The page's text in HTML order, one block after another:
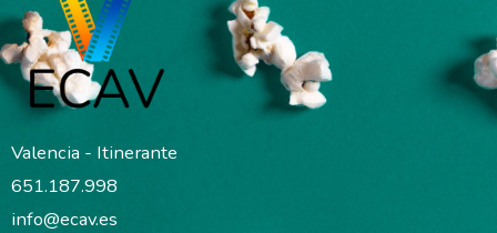
Valencia - Itinerante
651.187.998
info@ecav.es